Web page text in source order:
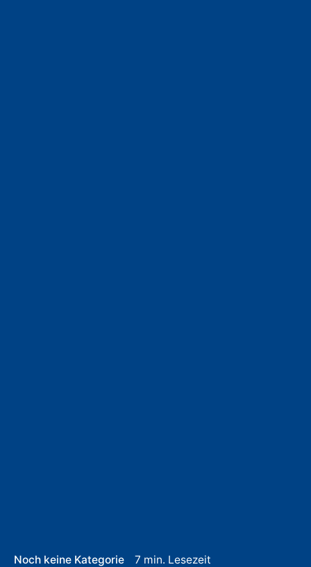
Noch keine Kategorie 7 min. Lesezeit